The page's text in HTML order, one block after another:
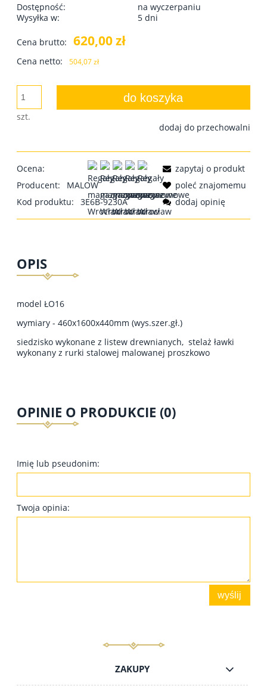
Dostępność:
na wyczerpaniu
Wysyłka w:
5 dni
Cena brutto: 620,00 zł
Cena netto: 504,07 zł
szt.
do koszyka
dodaj do przechowalni
Ocena:
Producent:
MALOW
Kod produktu:
3E6B-9230A
zapytaj o produkt
poleć znajomemu
dodaj opinię
OPIS
model ŁO16
wymiary - 460x1600x440mm (wys.szer.gł.)
siedzisko wykonane z listew drewnianych, stelaż ławki
wykonany z rurki stalowej malowanej proszkowo
OPINIE O PRODUKCIE (0)
Imię lub pseudonim:
Twoja opinia:
wyślij
ZAKUPY